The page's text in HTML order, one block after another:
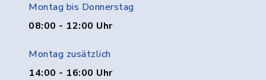
Montag bis Donnerstag
08:00 - 12:00 Uhr
Montag zusätzlich
14:00 - 16:00 Uhr